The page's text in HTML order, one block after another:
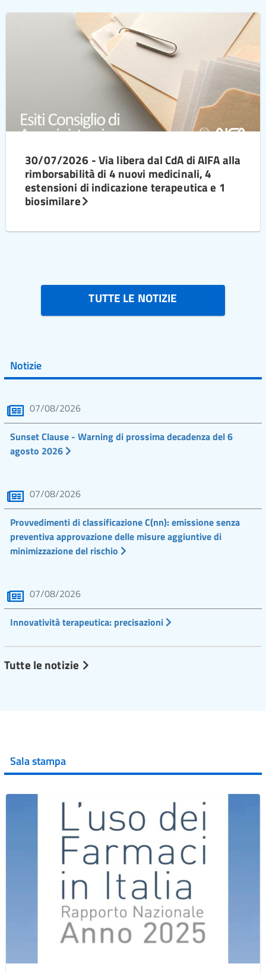
30/07/2026 - Via libera dal CdA di AIFA alla
rimborsabilità di 4 nuovi medicinali, 4
estensioni di indicazione terapeutica e 1
biosimilare
TUTTE LE NOTIZIE
Notizie
07/08/2026
Sunset Clause - Warning di prossima decadenza del 6
agosto 2026
07/08/2026
Provvedimenti di classificazione C(nn): emissione senza
preventiva approvazione delle misure aggiuntive di
minimizzazione del rischio
07/08/2026
Innovatività terapeutica: precisazioni
Tutte le notizie
Sala stampa